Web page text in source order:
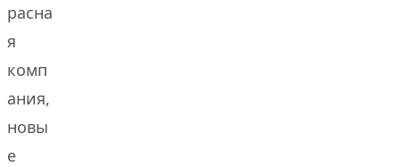
расна
я
комп
ания,
новы
е